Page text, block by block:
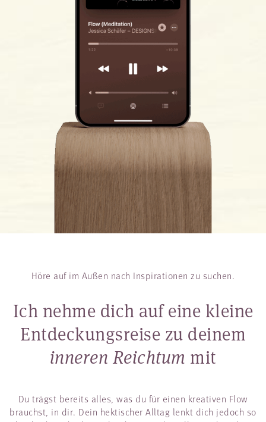
Höre auf im Außen nach Inspirationen zu suchen.
Ich nehme dich auf eine kleine
Entdeckungsreise zu deinem
inneren Reichtum mit
Du trägst bereits alles, was du für einen kreativen Flow
brauchst, in dir. Dein hektischer Alltag lenkt dich jedoch so